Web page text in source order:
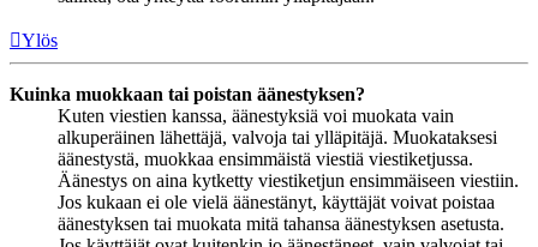
Ylös
Kuinka muokkaan tai poistan äänestyksen?
Kuten viestien kanssa, äänestyksiä voi muokata vain
alkuperäinen lähettäjä, valvoja tai ylläpitäjä. Muokataksesi
äänestystä, muokkaa ensimmäistä viestiä viestiketjussa.
Äänestys on aina kytketty viestiketjun ensimmäiseen viestiin.
Jos kukaan ei ole vielä äänestänyt, käyttäjät voivat poistaa
äänestyksen tai muokata mitä tahansa äänestyksen asetusta.